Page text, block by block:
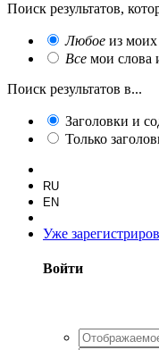
Поиск результатов,
Любое из моих
Все мои слова
Поиск результатов в...
Заголовки и
Только
RU
EN
Уже
Войти